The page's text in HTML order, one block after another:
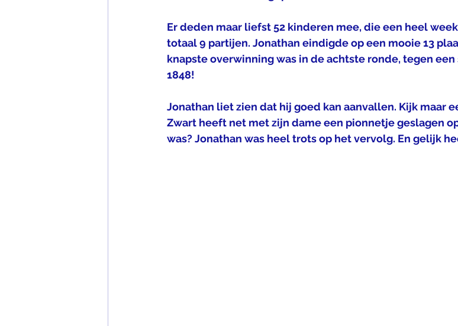
Er deden maar liefst 52 kinderen mee, die een heel
totaal 9 partijen. Jonathan eindigde op een mooie 13
knapste overwinning was in de achtste ronde, tegen
1848!
Jonathan liet zien dat hij goed kan aanvallen. Kijk maar
Zwart heeft net met zijn dame een pionnetje geslagen
was? Jonathan was heel trots op het vervolg. En gelijk